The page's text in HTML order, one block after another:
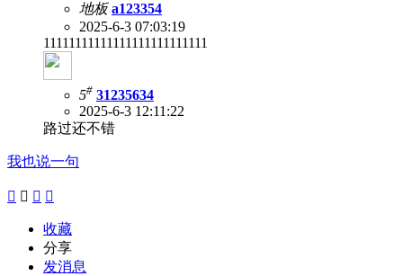
地板 a123354
2025-6-3 07:03:19
11111111111111111111111111
5# 31235634
2025-6-3 12:11:22
路过还不错
我也说一句
   
收藏
分享
发消息